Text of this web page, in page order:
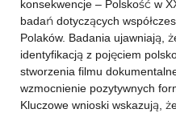
konsekwencje – Polskość w
badań dotyczących
Polaków. Badania ujawniają,
identyfikacją z pojęciem
stworzenia filmu
wzmocnienie pozytywnych
Kluczowe wnioski wskazują,